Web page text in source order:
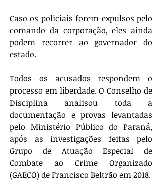
Caso os policiais forem expulsos pelo
comando da corporação, eles ainda
podem recorrer ao governador do
estado.
Todos os acusados respondem o
processo em liberdade. O Conselho de
Disciplina analisou toda a
documentação e provas levantadas
pelo Ministério Público do Paraná,
após as investigações feitas pelo
Grupo de Atuação Especial de
Combate ao Crime Organizado
(GAECO) de Francisco Beltrão em 2018.